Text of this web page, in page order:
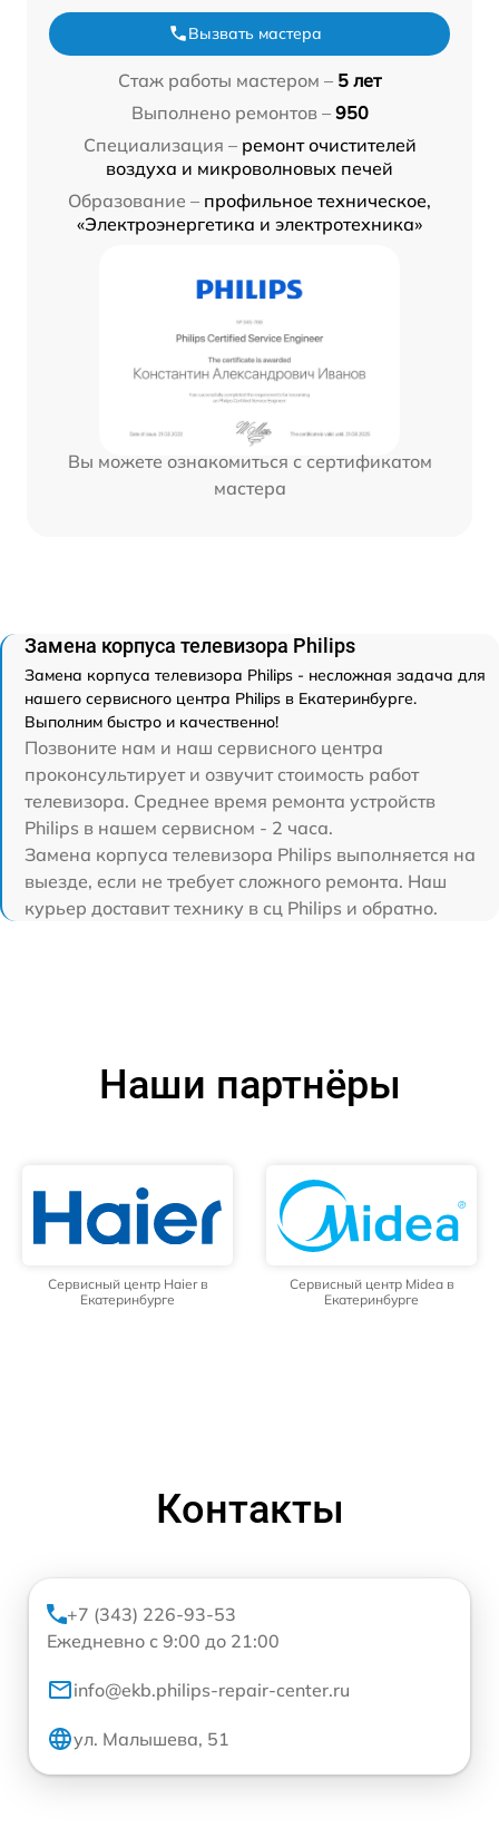
Вызвать мастера
Стаж работы мастером – 5 лет
Выполнено ремонтов – 950
Специализация – ремонт очистителей
воздуха и микроволновых печей
Образование – профильное техническое,
«Электроэнергетика и электротехника»
Вы можете ознакомиться с сертификатом
мастера
Замена корпуса телевизора Philips
Замена корпуса телевизора Philips - несложная задача для
нашего сервисного центра Philips в Екатеринбурге.
Выполним быстро и качественно!
Позвоните нам и наш сервисного центра
проконсультирует и озвучит стоимость работ
телевизора. Среднее время ремонта устройств
Philips в нашем сервисном - 2 часа.
Замена корпуса телевизора Philips выполняется на
выезде, если не требует сложного ремонта. Наш
курьер доставит технику в сц Philips и обратно.
Наши партнёры
Сервисный центр Haier в
Екатеринбурге
Сервисный центр Midea в
Екатеринбурге
Контакты
+7 (343) 226-93-53
Ежедневно с 9:00 до 21:00
info@ekb.philips-repair-center.ru
ул. Малышева, 51